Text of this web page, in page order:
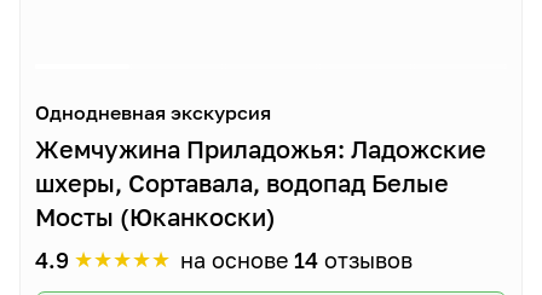
Однодневная экскурсия
Жемчужина Приладожья: Ладожские
шхеры, Сортавала, водопад Белые
Мосты (Юканкоски)
4.9 ★★★★★ на основе 14 отзывов